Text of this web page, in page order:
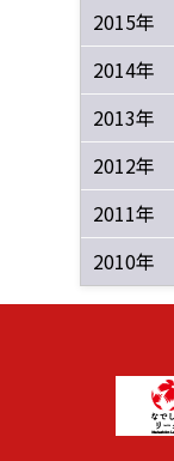
2015年
2014年
2013年
2012年
2011年
2010年